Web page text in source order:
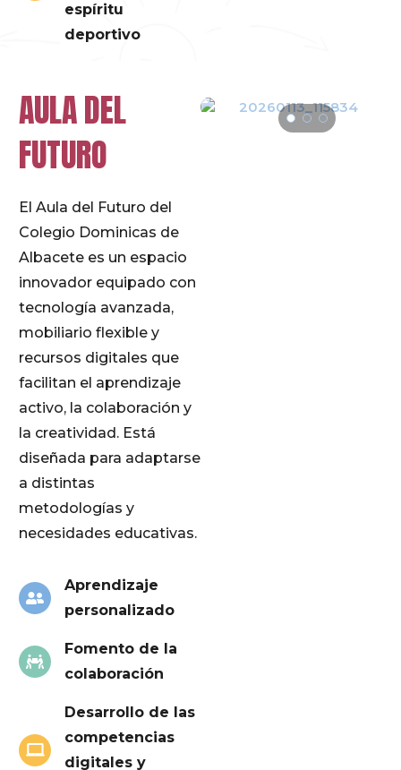
espíritu
deportivo
AULA DEL
FUTURO
El Aula del Futuro del
Colegio Dominicas de
Albacete es un espacio
innovador equipado con
tecnología avanzada,
mobiliario flexible y
recursos digitales que
facilitan el aprendizaje
activo, la colaboración y
la creatividad. Está
diseñada para adaptarse
a distintas
metodologías y
necesidades educativas.
Aprendizaje
personalizado
Fomento de la
colaboración
Desarrollo de las
competencias
digitales y